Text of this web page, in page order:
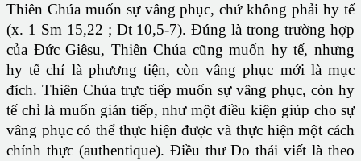
Thiên Chúa muốn sự vâng phục, chứ không phải hy tế
(x. 1 Sm 15,22 ; Dt 10,5-7). Đúng là trong trường hợp
của Đức Giêsu, Thiên Chúa cũng muốn hy tế, nhưng
hy tế chỉ là phương tiện, còn vâng phục mới là mục
đích. Thiên Chúa trực tiếp muốn sự vâng phục, còn hy
tế chỉ là muốn gián tiếp, như một điều kiện giúp cho sự
vâng phục có thể thực hiện được và thực hiện một cách
chính thực (authentique). Điều thư Do thái viết là theo